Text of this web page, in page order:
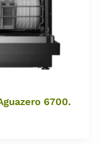
6700.